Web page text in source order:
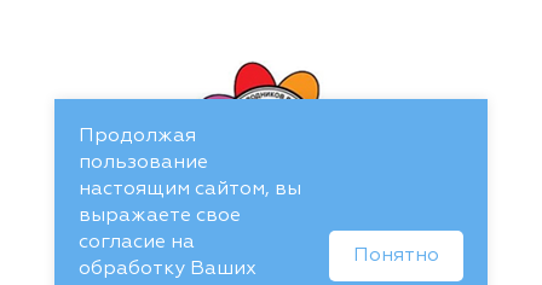
Продолжая
пользование
настоящим сайтом, вы
выражаете свое
согласие на
обработку Ваших
Понятно